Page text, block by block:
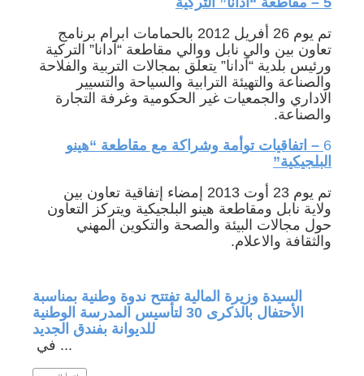
تم يوم 26 أفريل 2012 بالحمامات ابرام برنامج
تعاون بين والي نابل ووالي مقاطعة “آدانا” التركية
ورئيس بلدية “آدانا” يتعلق بمجالات التربية والفلاحة
والصناعة والتهيئة الترابية والسياحة والتسيير
الاداري والجمعيات غير الحكومية وغرفة التجارة
والصناعة.
6
– اتفاقيات تو أمة وشراكة مع مقاطعة “هينو
البلجيكية”
تم يوم 23 أوت 2013 إمضاء إتفاقية تعاون بين
ولاية نابل ومقاطعة هينو البلجيكية ويتركز التعاون
حول مجالات البيئة والصحة والتكوين المهني
والثقافة والاعلام.
السيدة وزيرة المالية تفتتح ندوة وطنية بمناسبة
الأحتفال بالذكرى 30 لتأسيس المدرسة الوطنية
للديوانة بفندق الجديد
في ...